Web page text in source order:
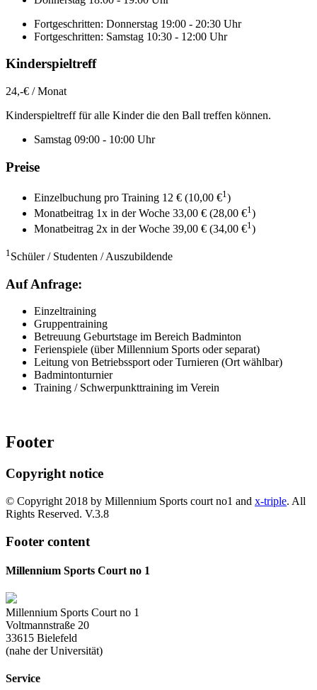
Fortgeschritten: Donnerstag 19:00 - 20:30 Uhr
Fortgeschritten: Samstag 10:30 - 12:00 Uhr
Kinderspieltreff
24,-€ / Monat
Kinderspieltreff für alle Kinder die den Ball treffen können.
Samstag 09:00 - 10:00 Uhr
Preise
Einzelbuchung pro Training 12 € (10,00 €1 )
Monatbeitrag 1x in der Woche 33,00 € (28,00 €1 )
Monatbeitrag 2x in der Woche 39,00 € (34,00 €1)
1 Schüler / Studenten / Auszubildende
Auf Anfrage:
Einzeltraining
Gruppentraining
Betreuung Geburtstage im Bereich Badminton
Ferienspiele (über Millennium Sports oder separat)
Leitung von Betriebssport oder Turnieren (Ort wählbar)
Badmintonturnier
Training / Schwerpunkttraining im Verein
Footer
Copyright notice
© Copyright 2018 by Millennium Sports court no1 and x-triple. All
Rights Reserved. V.3.8
Footer content
Millennium Sports Court no 1
Millennium Sports Court no 1
Voltmannstraße 20
33615 Bielefeld
(nahe der Universität)
Service